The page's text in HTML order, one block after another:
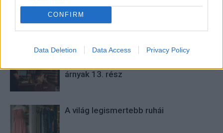
CONFIRM
Data Deletion Data Access Privacy Policy
Pedig szóltam… – Miért nem hiszünk a
nőknek, amikor segítséget kérnek?
árnyak 13. rész
A világ legismertebb ruhái